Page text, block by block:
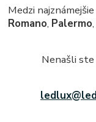
Medzi
Romano, Palermo,
Nenašli